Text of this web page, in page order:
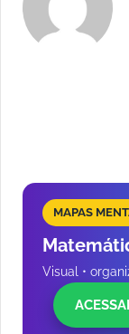
MAPAS
Visual •